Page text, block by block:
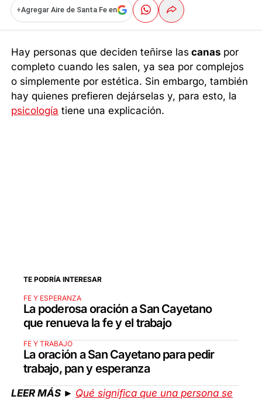
+Agregar Aire de Santa Fe en
Hay personas que deciden teñirse las canas por
completo cuando les salen, ya sea por complejos
o simplemente por estética. Sin embargo, también
hay quienes prefieren dejárselas y, para esto, la
psicología tiene una explicación.
TE PODRÍA INTERESAR
FE Y ESPERANZA
La poderosa oración a San Cayetano
que renueva la fe y el trabajo
FE Y TRABAJO
La oración a San Cayetano para pedir
trabajo, pan y esperanza
LEER MÁS ► Qué significa que una persona se